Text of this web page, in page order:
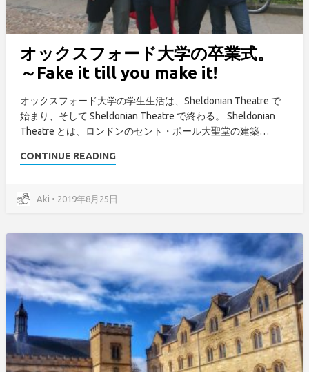
オックスフォード大学の卒業式。
～Fake it till you make it!
オックスフォード大学の学生生活は、Sheldonian Theatre で
始まり、そして Sheldonian Theatre で終わる。 Sheldonian
Theatre とは、ロンドンのセント・ポール大聖堂の建築…
CONTINUE READING
Aki • 2019年8月25日